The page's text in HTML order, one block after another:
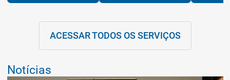
ACESSAR TODOS OS SERVIÇOS
Notícias